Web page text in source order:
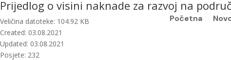
Početna
Prijedlog o visini naknade za razvoj na
Veličina datoteke: 104.92 KB
Created: 03.08.2021
Updated: 03.08.2021
Posjete: 232